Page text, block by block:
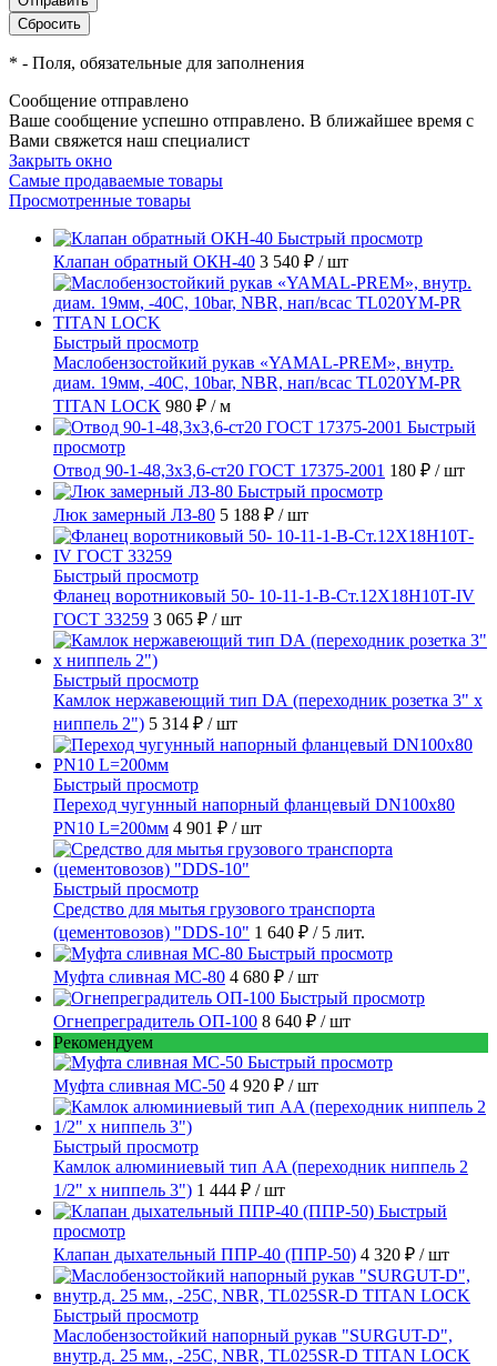
* - Поля, обязательные для заполнения
Сообщение отправлено
Ваше сообщение успешно отправлено. В ближайшее время с
Вами свяжется наш специалист
Закрыть окно
Самые продаваемые товары
Просмотренные товары
Быстрый просмотр
Клапан обратный ОКН-40 3 540 ₽ / шт
Быстрый просмотр
Маслобензостойкий рукав «YAMAL-PREM», внутр.
диам. 19мм, -40C, 10bar, NBR, нап/всас TL020YM-PR
TITAN LOCK 980 ₽ / м
Быстрый
просмотр
Отвод 90-1-48,3х3,6-ст20 ГОСТ 17375-2001 180 ₽ / шт
Быстрый просмотр
Люк замерный ЛЗ-80 5 188 ₽ / шт
Быстрый просмотр
Фланец воротниковый 50- 10-11-1-B-Ст.12Х18Н10Т-IV
ГОСТ 33259 3 065 ₽ / шт
Быстрый просмотр
Камлок нержавеющий тип DА (переходник розетка 3" х
ниппель 2") 5 314 ₽ / шт
Быстрый просмотр
Переход чугунный напорный фланцевый DN100х80
PN10 L=200мм 4 901 ₽ / шт
Быстрый просмотр
Средство для мытья грузового транспорта
(цементовозов) "DDS-10" 1 640 ₽ / 5 лит.
Быстрый просмотр
Муфта сливная МС-80 4 680 ₽ / шт
Быстрый просмотр
Огнепреградитель ОП-100 8 640 ₽ / шт
Рекомендуем
Быстрый просмотр
Муфта сливная МС-50 4 920 ₽ / шт
Быстрый просмотр
Камлок алюминиевый тип AA (переходник ниппель 2
1/2" х ниппель 3") 1 444 ₽ / шт
Быстрый
просмотр
Клапан дыхательный ППР-40 (ППР-50) 4 320 ₽ / шт
Быстрый просмотр
Маслобензостойкий напорный рукав "SURGUT-D",
внутр.д. 25 мм., -25C, NBR, TL025SR-D TITAN LOCK